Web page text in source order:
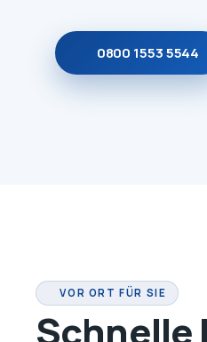
0800 1553 5544
VOR ORT FÜR SIE
Schnelle